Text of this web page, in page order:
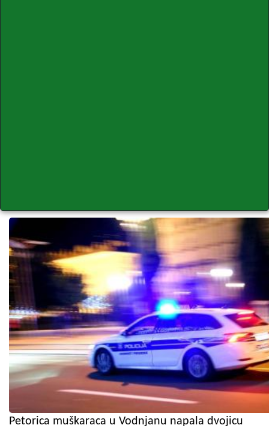
Petorica muškaraca u Vodnjanu napala dvojicu